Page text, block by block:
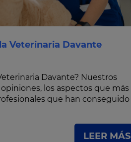
Veterinaria Davante
Davante? Nuestros
los aspectos que más
que han conseguido
LEER MÁS